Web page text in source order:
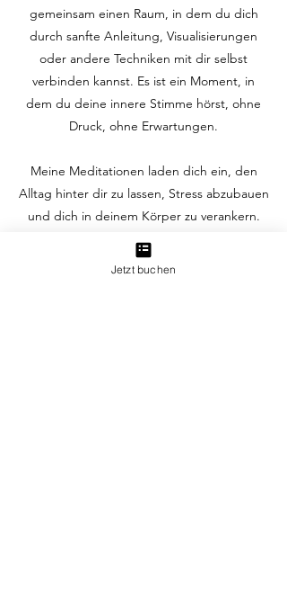
gemeinsam einen Raum, in dem du dich
durch sanfte Anleitung, Visualisierungen
oder andere Techniken mit dir selbst
verbinden kannst. Es ist ein Moment, in
dem du deine innere Stimme hörst, ohne
Druck, ohne Erwartungen.
Meine Meditationen laden dich ein, den
Alltag hinter dir zu lassen, Stress abzubauen
und dich in deinem Körper zu verankern.
Sie sind wie eine Pause für deine Seele – in
einem Umfeld, das mit Wärme, Ästhetik und
Jetzt buchen